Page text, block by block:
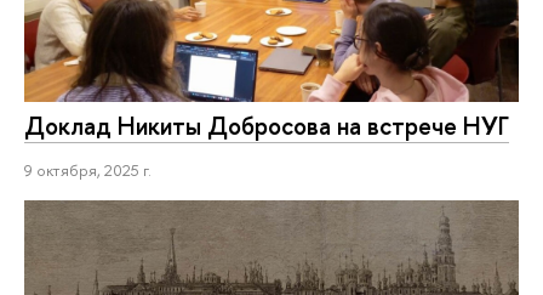
Доклад Никиты Добросова на встрече НУГ
9 октября, 2025 г.